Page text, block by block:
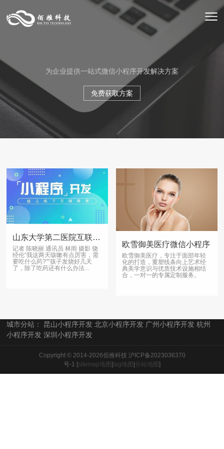
为企业提供一站式微信小程序开发解决方案
免费获取方案
山东大学第二医院互联网医院重装升级上线
记者 陈晓丽 通讯员 林雨 摄影 饶
经伦“我这两天咳嗽有点厉害，需
要吃什么药?”“孩子发烧好几天
了，除了吃药还有什么办法...
欧雪御美医疗微信小程序
欧雪御美医疗，专注于面部年轻
化的打造，重塑线条向上艺术经
典美学意识与优质技术设施相结
合，一对一的专属定制服务。
城市分站： 昆山小程序开发 北京小程序开发 广州小程序开发 杭州
小程序开发 深圳小程序开发
Copyright © 2014-2026佰推科技 沪ICP备2023036370
号-1 [sitemap地图 tag地图 分站地图 ]